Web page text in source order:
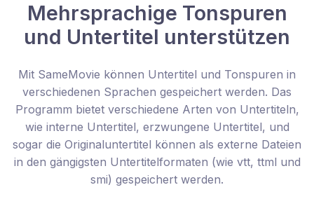
Mehrsprachige Tonspuren
und Untertitel unterstützen
Mit SameMovie können Untertitel und Tonspuren in
verschiedenen Sprachen gespeichert werden. Das
Programm bietet verschiedene Arten von Untertiteln,
wie interne Untertitel, erzwungene Untertitel, und
sogar die Originaluntertitel können als externe Dateien
in den gängigsten Untertitelformaten (wie vtt, ttml und
smi) gespeichert werden.